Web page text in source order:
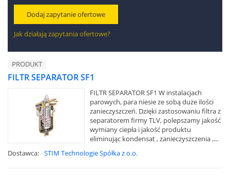
Dodaj zapytanie ofertowe
Jak działają zapytania ofertowe?
PRODUKT
FILTR SEPARATOR SF1
FILTR SEPARATOR SF1 W instalacjach
parowych, para niesie ze sobą duże ilości
zanieczyszczeń. Dzięki zastosowaniu filtra z
separatorem firmy TLV, polepszamy jakość
wymiany ciepła i jakość produktu
eliminując kondensat , zanieczyszczenia ,...
Dostawca: STIM Technologie Spółka z o.o.